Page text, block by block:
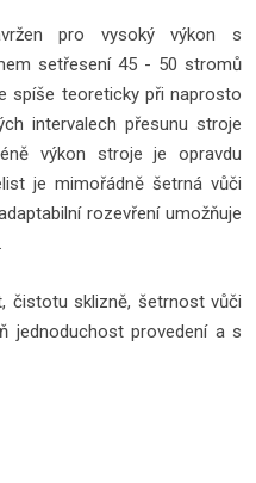
pro vysoký výkon s
setřesení 45 - 50 stromů
spíše teoreticky při naprosto
intervalech přesunu stroje
výkon stroje je opravdu
je mimořádně šetrná vůči
rozevření umožňuje
čistotu sklizně, šetrnost vůči
jednoduchost provedení a s